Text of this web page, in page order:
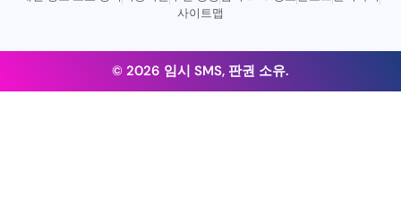
사이트맵
© 2026 임시 SMS, 판권 소유.